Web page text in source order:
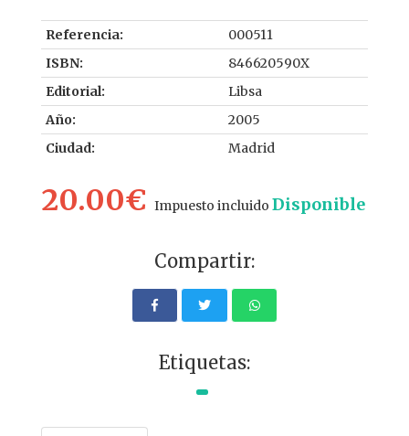
Referencia:
000511
ISBN:
846620590X
Editorial:
Libsa
Año:
2005
Ciudad:
Madrid
20.00€ Impuesto incluido Disponible
Compartir:
Etiquetas: